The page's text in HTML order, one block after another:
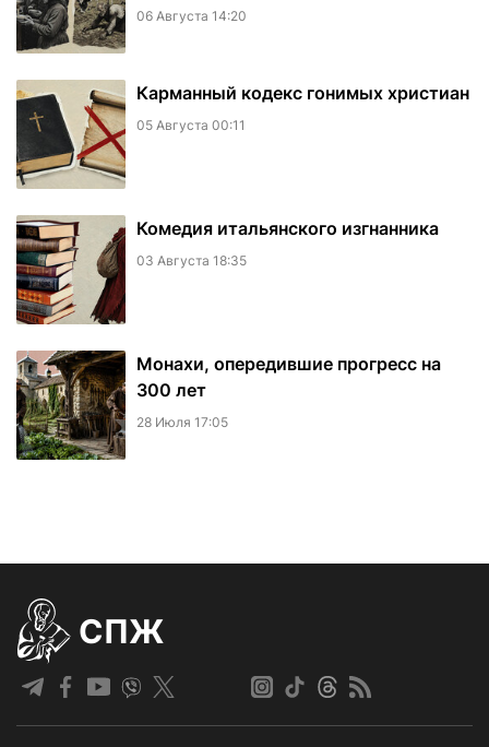
06 Августа 14:20
Карманный кодекс гонимых христиан
05 Августа 00:11
Комедия итальянского изгнанника
03 Августа 18:35
Монахи, опередившие прогресс на
300 лет
28 Июля 17:05
СПЖ